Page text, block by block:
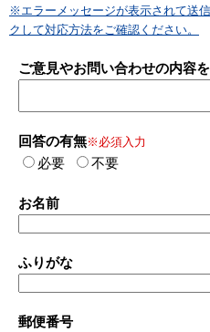
※エラーメッセージが表示されて送
クして対応方法をご確認ください。
ご意見やお問い合わせの内容
回答の有無※必須入力
必要 不要
お名前
ふりがな
郵便番号